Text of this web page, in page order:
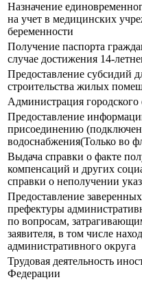
Назначение
на учет в медицинских
беременности
Получение паспорта
случае достижения 14-
Предоставление субсидий
строительства жилых
Администрация городского
Предоставление
присоединению
водоснабжения(Только во
Выдача справки о факте
компенсаций и других
справки о неполучении
Предоставление
префектуры
по вопросам,
заявителя, в том числе
административного округа
Трудовая деятельность
Федерации